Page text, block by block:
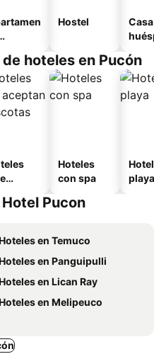
Hostel
hoteles en Pucón
Hoteles
con spa
playa
Pucon
Hoteles en Temuco
Hoteles en Panguipulli
Hoteles en Lican Ray
Hoteles en Melipeuco